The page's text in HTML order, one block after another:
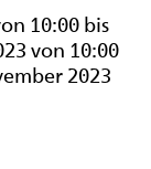
10:00 bis
von 10:00
2023